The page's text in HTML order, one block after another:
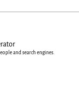
and search engines.